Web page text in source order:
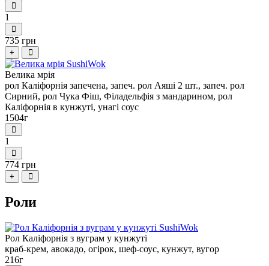
1
735 грн
+
Велика мрія
рол Каліфорнія запечена, запеч. рол Аяші 2 шт., запеч. рол
Сирний, рол Чука Фіш, Філадельфія з мандарином, рол
Каліфорнія в кунжуті, унагі соус
1504г
1
774 грн
+
Роли
Рол Каліфорнія з вуграм у кунжуті
краб-крем, авокадо, огірок, шеф-соус, кунжут, вугор
216г